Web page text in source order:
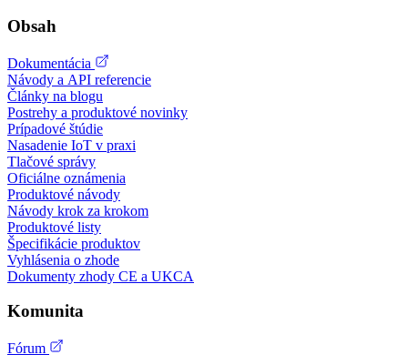
Obsah
Dokumentácia
Návody a API referencie
Články na blogu
Postrehy a produktové novinky
Prípadové štúdie
Nasadenie IoT v praxi
Tlačové správy
Oficiálne oznámenia
Produktové návody
Návody krok za krokom
Produktové listy
Špecifikácie produktov
Vyhlásenia o zhode
Dokumenty zhody CE a UKCA
Komunita
Fórum